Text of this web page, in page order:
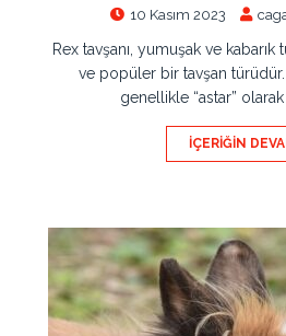
10 Kasım 2023
Rex tavşanı, yumuşak ve
ve popüler bir tavşan
genellikle “astar” olarak
İÇERIĞIN